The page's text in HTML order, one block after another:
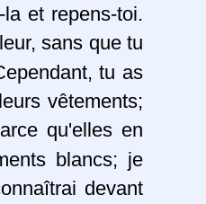
et repens-toi.
sans que tu
tu as
vêtements;
qu'elles en
blancs; je
devant